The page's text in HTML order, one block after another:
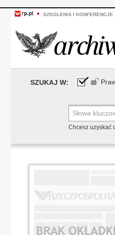
SZKOLENIA I KONFERENCJE
SZUKAJ W:
Chcesz uzyskać